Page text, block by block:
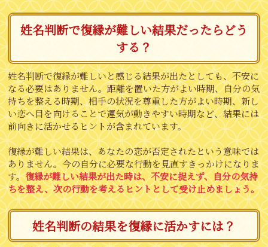
姓名判断で復縁が難しい結果だったらどう
する？
姓名判断で復縁が難しいと感じる結果が出たとしても、不安に
なる必要はありません。距離を置いた方がよい時期、自分の気
持ちを整える時期、相手の状況を尊重した方がよい時期、新し
い恋へ目を向けることで運気が動きやすい時期など、結果には
前向きに活かせるヒントが含まれています。
復縁が難しい結果は、あなたの恋が否定されたという意味では
ありません。今の自分に必要な行動を見直すきっかけになりま
す。復縁が難しい結果が出た時は、不安に捉えず、自分の気持
ちを整え、次の行動を考えるヒントとして受け止めましょう。
姓名判断の結果を復縁に活かすには？